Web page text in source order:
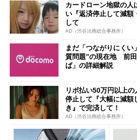
カードローン地獄の人
い『返済停止して減額
して
AD（渋谷法務総合事務所）
まだ「つながりにくい
質問題”の現在地 前
ば」の詳細解説
リボ払い50万円以上
停止して『大幅に減額
き』で完済して！
AD（渋谷法務総合事務所）